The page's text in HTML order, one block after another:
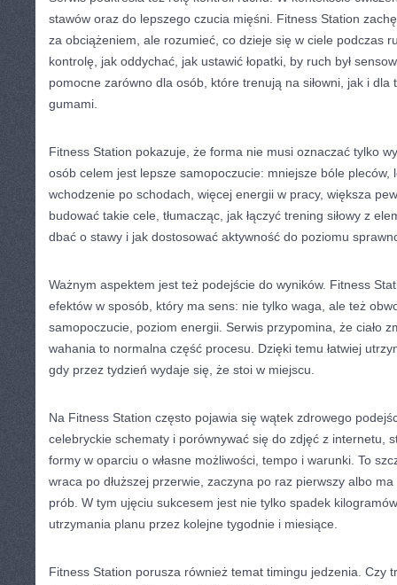
stawów oraz do lepszego czucia mięśni. Fitness Station
za obciążeniem, ale rozumieć, co dzieje się w ciele podczas
kontrolę, jak oddychać, jak ustawić łopatki, by ruch był
pomocne zarówno dla osób, które trenują na siłowni, jak i
gumami.
Fitness Station pokazuje, że forma nie musi oznaczać tylko
osób celem jest lepsze samopoczucie: mniejsze bóle pleców,
wchodzenie po schodach, więcej energii w pracy, większa
budować takie cele, tłumacząc, jak łączyć trening siłowy z
dbać o stawy i jak dostosować aktywność do poziomu
Ważnym aspektem jest też podejście do wyników. Fitness
efektów w sposób, który ma sens: nie tylko waga, ale też
samopoczucie, poziom energii. Serwis przypomina, że ciało
wahania to normalna część procesu. Dzięki temu łatwiej
gdy przez tydzień wydaje się, że stoi w miejscu.
Na Fitness Station często pojawia się wątek zdrowego
celebryckie schematy i porównywać się do zdjęć z internetu,
formy w oparciu o własne możliwości, tempo i warunki. To
wraca po dłuższej przerwie, zaczyna po raz pierwszy albo
prób. W tym ujęciu sukcesem jest nie tylko spadek
utrzymania planu przez kolejne tygodnie i miesiące.
Fitness Station porusza również temat timingu jedzenia. Czy